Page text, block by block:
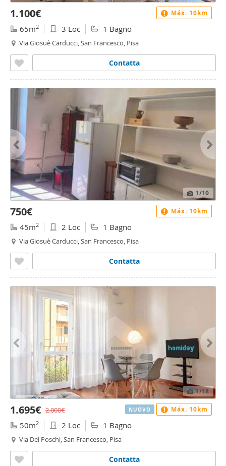
1.100€
65m2 3 Loc 1 Bagno
Via Giosuè Carducci, San Francesco, Pisa
Contatta
Máx. 10km
1/10
750€
45m2 2 Loc 1 Bagno
Via Giosuè Carducci, San Francesco, Pisa
Contatta
Máx. 10km
1/18
1.695€ 2.000€
50m2 2 Loc 1 Bagno
Via Del Poschi, San Francesco, Pisa
Contatta
NUOVO Máx. 10km